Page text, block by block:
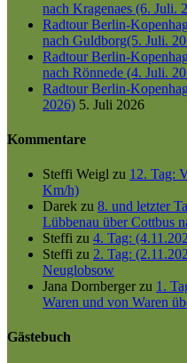
nach Kragenaes (6. Juli.
Radtour Berlin-
nach Guldborg(5. Juli.
Radtour Berlin-
nach Rönnede (4. Juli.
Radtour Berlin-
2026) 5. Juli 2026
Kommentare
Steffi Weigl zu 12. Tag:
Km/h)
Darek zu 8. und letzter
Lübbenau über Cottbus
Steffi zu 4. Tag:
Steffi zu 2. Tag:
Neuglobsow
Jana Dornbergerzu 1.
Waren und von Waren
Gästebuch